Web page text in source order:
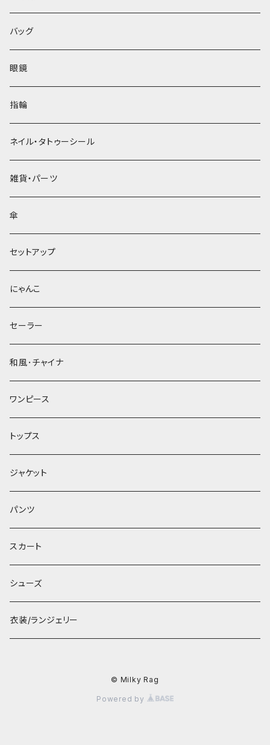
バッグ
眼鏡
指輪
ネイル・タトゥーシール
雑貨・パーツ
傘
セットアップ
にゃんこ
セーラー
和風･チャイナ
ワンピース
トップス
ジャケット
パンツ
スカート
シューズ
衣装/ランジェリー
© Milky Rag
Powered by